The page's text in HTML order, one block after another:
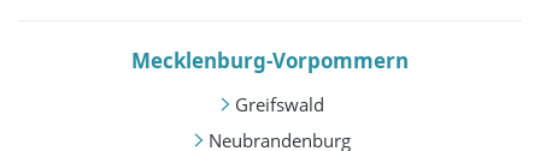
Mecklenburg-Vorpommern
Greifswald
Neubrandenburg